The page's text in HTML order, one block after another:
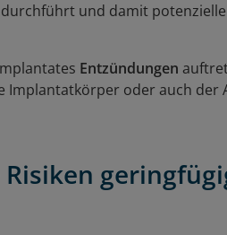
und damit
Entzündungen
Implantatkörper oder auch der